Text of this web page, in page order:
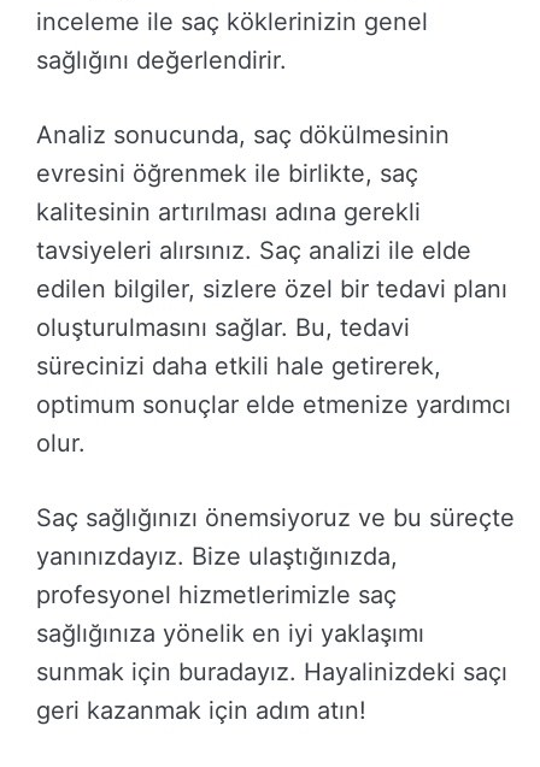
inceleme ile saç köklerinizin genel
sağlığını değerlendirir.
Analiz sonucunda, saç dökülmesinin
evresini öğrenmek ile birlikte, saç
kalitesinin artırılması adına gerekli
tavsiyeleri alırsınız. Saç analizi ile elde
edilen bilgiler, sizlere özel bir tedavi planı
oluşturulmasını sağlar. Bu, tedavi
sürecinizi daha etkili hale getirerek,
optimum sonuçlar elde etmenize yardımcı
olur.
Saç sağlığınızı önemsiyoruz ve bu süreçte
yanınızdayız. Bize ulaştığınızda,
profesyonel hizmetlerimizle saç
sağlığınıza yönelik en iyi yaklaşımı
sunmak için buradayız. Hayalinizdeki saçı
geri kazanmak için adım atın!